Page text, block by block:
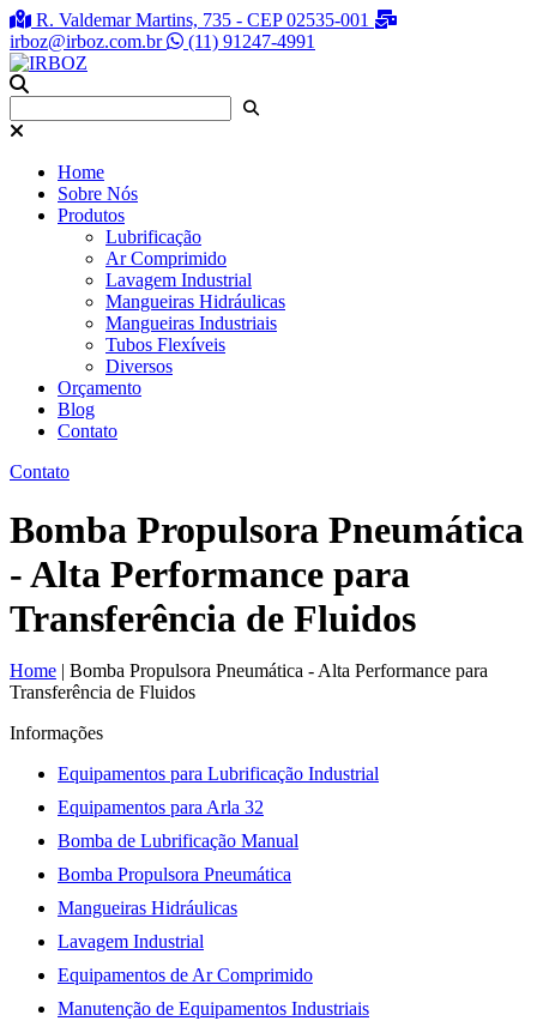
R. Valdemar Martins, 735 - CEP 02535-001
irboz@irboz.com.br
(11) 91247-4991
Home
Sobre Nós
Produtos
Lubrificação
Ar Comprimido
Lavagem Industrial
Mangueiras Hidráulicas
Mangueiras Industriais
Tubos Flexíveis
Diversos
Orçamento
Blog
Contato
Contato
Bomba Propulsora Pneumática
- Alta Performance para
Transferência de Fluidos
Home | Bomba Propulsora Pneumática - Alta Performance para
Transferência de Fluidos
Informações
Equipamentos para Lubrificação Industrial
Equipamentos para Arla 32
Bomba de Lubrificação Manual
Bomba Propulsora Pneumática
Mangueiras Hidráulicas
Lavagem Industrial
Equipamentos de Ar Comprimido
Manutenção de Equipamentos Industriais